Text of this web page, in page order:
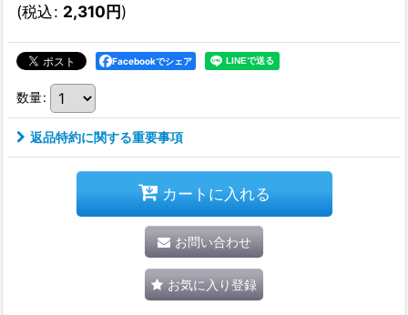
(税込: 2,310円)
Facebookでシェア
数量:
返品特約に関する重要事項
カートに入れる
お問い合わせ
お気に入り登録